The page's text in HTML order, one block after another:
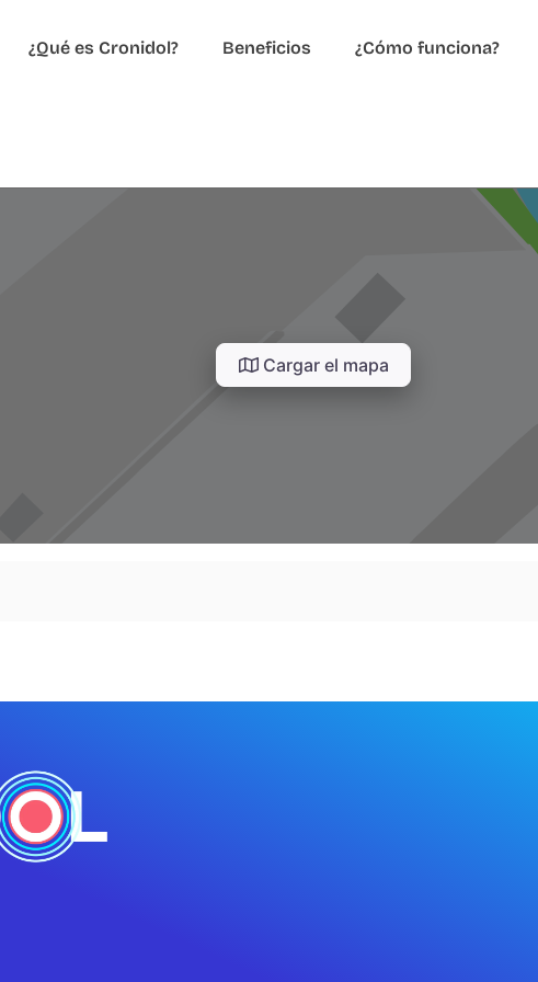
¿Qué es Cronidol? Beneficios ¿Cómo funciona?
Cargar el mapa